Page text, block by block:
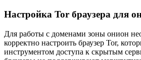
Настройка Tor браузера для
Для работы с доменами зоны онион
корректно настроить браузер Tor,
инструментом доступа к скрытым